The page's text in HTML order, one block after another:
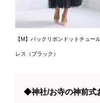
【M】バックリボンドットチュー
レス（ブラック）
◆神社/お寺の神前式